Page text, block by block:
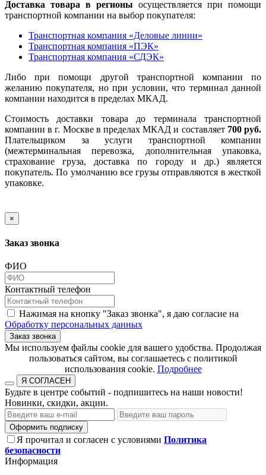
Доставка товара в регионы осуществляется при помощи
транспортной компании на выбор покупателя:
Транспортная компания «Деловые линии»
Транспортная компания «ПЭК»
Транспортная компания «СДЭК»
Либо при помощи другой транспортной компании по
желанию покупателя, но при условии, что терминал данной
компании находится в пределах МКАД.
Стоимость доставки товара до терминала транспортной
компании в г. Москве в пределах МКАД и составляет 700 руб.
Плательщиком за услуги транспортной компании
(межтерминальная перевозка, дополнительная упаковка,
страхование груза, доставка по городу и др.) является
покупатель. По умолчанию все грузы отправляются в жесткой
упаковке.
×
Заказ звонка
ФИО
Контактный телефон
Нажимая на кнопку "Заказ звонка", я даю согласие на
Обработку персональных данных
Заказ звонка
​​​​​​​Мы используем файлы cookie для вашего удобства. Продолжая
пользоваться сайтом, вы соглашаетесь с политикой
использования cookie.​​​​​​​ Подробнее
Я СОГЛАСЕН
Будьте в центре событий - подпишитесь на наши новости!
Новинки, скидки, акции.
Оформить подписку
Я прочитал и согласен с условиями Политика
безопасности
Информация